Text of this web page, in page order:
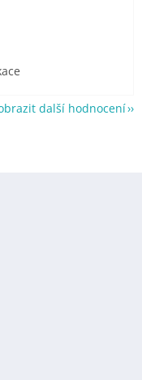
5 hvězdiček.
další hodnocení